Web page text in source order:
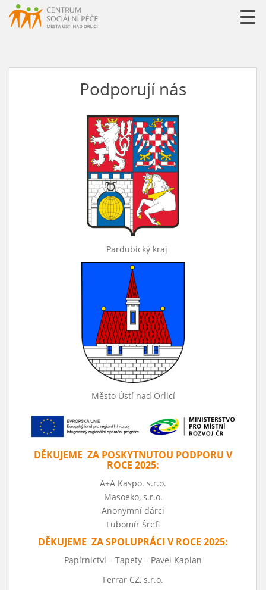
URLLL=http://csp-uo.cz/wp-content/themes/cspuo2=
Podporují nás
Pardubický kraj
Město Ústí nad Orlicí
DĚKUJEME ZA POSKYTNUTOU PODPORU V
ROCE 2025:
A+A Kaspo. s.r.o.
Masoeko, s.r.o.
Anonymní dárci
Lubomír Šrefl
DĚKUJEME ZA SPOLUPRÁCI V ROCE 2025:
Papírnictví – Tapety – Pavel Kaplan
Ferrar CZ, s.r.o.